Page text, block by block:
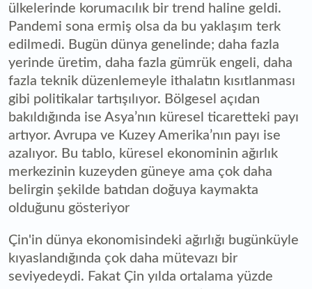
ülkelerinde korumacılık bir trend haline geldi.
Pandemi sona ermiş olsa da bu yaklaşım terk
edilmedi. Bugün dünya genelinde; daha fazla
yerinde üretim, daha fazla gümrük engeli, daha
fazla teknik düzenlemeyle ithalatın kısıtlanması
gibi politikalar tartışılıyor. Bölgesel açıdan
bakıldığında ise Asya’nın küresel ticaretteki payı
artıyor. Avrupa ve Kuzey Amerika’nın payı ise
azalıyor. Bu tablo, küresel ekonominin ağırlık
merkezinin kuzeyden güneye ama çok daha
belirgin şekilde batıdan doğuya kaymakta
olduğunu gösteriyor
Çin'in dünya ekonomisindeki ağırlığı bugünküyle
kıyaslandığında çok daha mütevazı bir
seviyedeydi. Fakat Çin yılda ortalama yüzde